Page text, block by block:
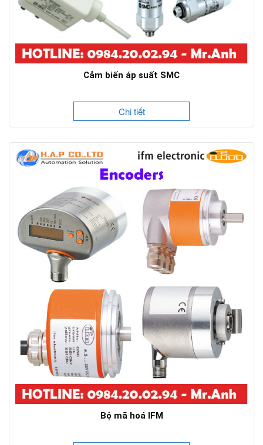
Cảm biến áp suất SMC
Chi tiết
Bộ mã hoá IFM